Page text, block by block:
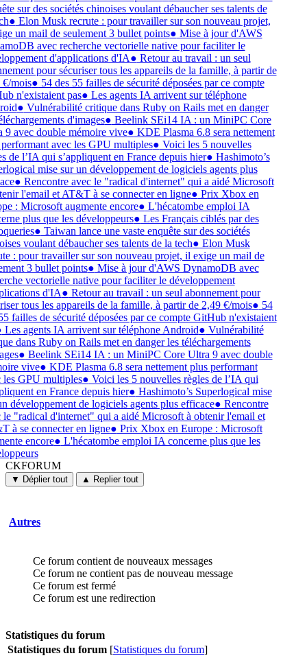
sur des sociétés chinoises voulant débaucher ses talents de
●Elon Musk recrute : pour travailler sur son nouveau projet,
un mail de seulement 3 bullet points●Mise à jour d'AWS
avec recherche vectorielle native pour faciliter le
d'applications d'IA●Retour au travail : un seul
pour sécuriser tous les appareils de la famille, à partir de
mois●54 des 55 failles de sécurité déposées par ce compte
n'existaient pas●Les agents IA arrivent sur téléphone
●Vulnérabilité critique dans Ruby on Rails met en danger
d'images●Beelink SEi14 IA : un MiniPC Core
9 avec double mémoire vive●KDE Plasma 6.8 sera nettement
avec les GPU multiples●Voici les 5 nouvelles
de l’IA qui s’appliquent en France depuis hier●Hashimoto’s
mise sur un développement de logiciels agents plus
●Rencontre avec le "radical d'internet" qui a aidé Microsoft
l'email et AT&T à se connecter en ligne●Prix Xbox en
: Microsoft augmente encore●L'hécatombe emploi IA
plus que les développeurs●Les Français ciblés par des
●Taiwan lance une vaste enquête sur des sociétés
voulant débaucher ses talents de la tech●Elon Musk
: pour travailler sur son nouveau projet, il exige un mail de
3 bullet points●Mise à jour d'AWS DynamoDB avec
vectorielle native pour faciliter le développement
d'IA●Retour au travail : un seul abonnement pour
tous les appareils de la famille, à partir de 2,49 €/mois●54
failles de sécurité déposées par ce compte GitHub n'existaient
Les agents IA arrivent sur téléphone Android●Vulnérabilité
dans Ruby on Rails met en danger les téléchargements
●Beelink SEi14 IA : un MiniPC Core Ultra 9 avec double
vive●KDE Plasma 6.8 sera nettement plus performant
les GPU multiples●Voici les 5 nouvelles règles de l’IA qui
en France depuis hier●Hashimoto’s Superlogical mise
développement de logiciels agents plus efficace●Rencontre
le "radical d'internet" qui a aidé Microsoft à obtenir l'email et
à se connecter en ligne●Prix Xbox en Europe : Microsoft
encore●L'hécatombe emploi IA concerne plus que les
CKFORUM
CKFORUM
Forums
discussions
▼ Déplier tout ▲ Replier tout
Autres
Ce forum contient de nouveaux messages
Ce forum ne contient pas de nouveau message
Ce forum est fermé
Ce forum est une redirection
Statistiques du forum
Statistiques du forum [Statistiques du forum]